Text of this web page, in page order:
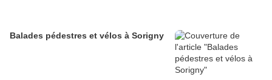
Balades pédestres et vélos à Sorigny